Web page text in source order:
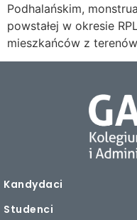
Podhalańskim,
powstałej w okresie
mieszkańców z
Kandydaci
Studenci